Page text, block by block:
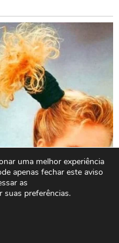
uma melhor experiência
apenas fechar este aviso
as
suas preferências.